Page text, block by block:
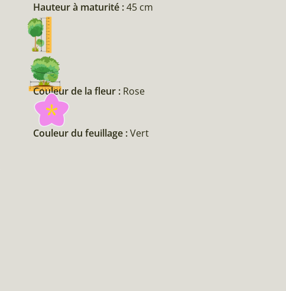
Hauteur à maturité :45 cm
Couleur de la fleur : Rose
Couleur du feuillage :Vert